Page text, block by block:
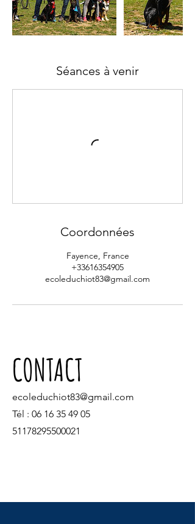
Séances à venir
Coordonnées
Fayence, France
+33616354905
ecoleduchiot83@gmail.com
CONTACT
ecoleduchiot83@gmail.com
Tél : 06 16 35 49 05
51178295500021